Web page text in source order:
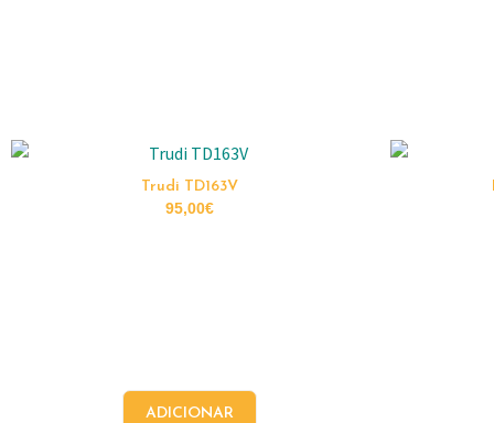
Trudi TD163V
95,00€
ADICIONAR